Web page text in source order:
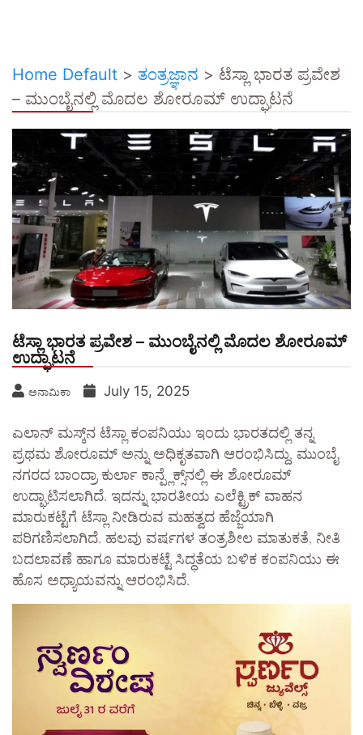
Home Default > ತಂತ್ರಜ್ಞಾನ > ಟೆಸ್ಲಾ ಭಾರತ ಪ್ರವೇಶ
– ಮುಂಬೈನಲ್ಲಿ ಮೊದಲ ಶೋರೂಮ್ ಉದ್ಘಾಟನೆ
ಟೆಸ್ಲಾ ಭಾರತ ಪ್ರವೇಶ – ಮುಂಬೈನಲ್ಲಿ ಮೊದಲ ಶೋರೂಮ್
ಉದ್ಘಾಟನೆ
ಅನಾಮಿಕಾ July 15, 2025
ಎಲಾನ್ ಮಸ್ಕ್‌ನ ಟೆಸ್ಲಾ ಕಂಪನಿಯು ಇಂದು ಭಾರತದಲ್ಲಿ ತನ್ನ
ಪ್ರಥಮ ಶೋರೂಮ್‌ ಅನ್ನು ಅಧಿಕೃತವಾಗಿ ಆರಂಭಿಸಿದ್ದು, ಮುಂಬೈ
ನಗರದ ಬಾಂದ್ರಾ ಕುರ್ಲಾ ಕಾನ್ಪ್ಲೆಕ್ಸ್‌ನಲ್ಲಿ ಈ ಶೋರೂಮ್‌
ಉದ್ಘಾಟಿಸಲಾಗಿದೆ. ಇದನ್ನು ಭಾರತೀಯ ಎಲೆಕ್ಟ್ರಿಕ್ ವಾಹನ
ಮಾರುಕಟ್ಟೆಗೆ ಟೆಸ್ಲಾ ನೀಡಿರುವ ಮಹತ್ವದ ಹೆಜ್ಜೆಯಾಗಿ
ಪರಿಗಣಿಸಲಾಗಿದೆ. ಹಲವು ವರ್ಷಗಳ ತಂತ್ರಶೀಲ ಮಾತುಕತೆ, ನೀತಿ
ಬದಲಾವಣೆ ಹಾಗೂ ಮಾರುಕಟ್ಟೆ ಸಿದ್ಧತೆಯ ಬಳಿಕ ಕಂಪನಿಯು ಈ
ಹೊಸ ಅಧ್ಯಾಯವನ್ನು ಆರಂಭಿಸಿದೆ.